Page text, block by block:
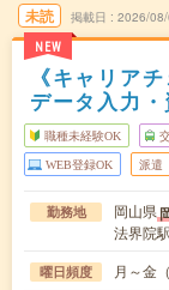
未読
NEW
掲載日 2026/
《キャリア
データ入力
職種未経験OK
WEB登録OK 派遣
勤務地 岡山県
法界院
曜日頻度 月～金